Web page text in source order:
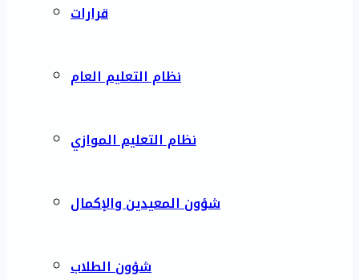
قرارات
نظام التعليم العام
نظام التعليم الموازي
شؤون المعيدين والإكمال
شؤون الطلاب